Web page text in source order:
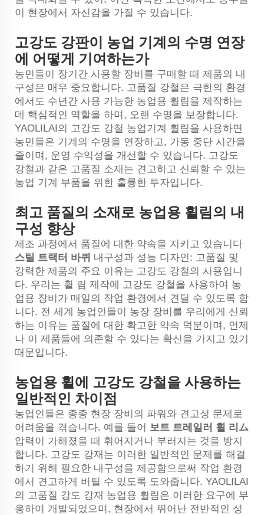
이 현장에서 자신감을 가질 수 있습니다.
고강도 강판이 농업 기계의 수명 연장
에 어떻게 기여하는가
농민들이 장기간 사용할 장비를 구매할 때 제품의 내
구성은 매우 중요합니다. 고품질 강철은 극한의 환경
에서도 수년간 사용 가능한 농업용 휠림을 제작하는
데 핵심적인 역할을 하며, 오랜 수명을 보장합니다.
YAOLILAI의 고강도 강철 농업기계 휠림을 사용하면
농민들은 기계의 수명을 연장하고, 가동 중단 시간을
줄이며, 운영 수익성을 개선할 수 있습니다. 고강도
강철과 같은 고품질 소재는 견고하고 신뢰할 수 있는
농업 기계 부품을 위한 훌륭한 투자입니다.
최고 품질의 소재로 농업용 휠림의 내
구성 향상
제조 과정에서 품질에 대한 약속을 지키고 있습니다
스틸 트랙터 바퀴 내구성과 성능 디자인: 고품질 및
강력한 제품의 주요 이유는 고강도 강철의 사용입니
다. 우리는 휠 림 제작에 고강도 강철을 사용하여 농
업용 장비가 매일의 작업 환경에서 견딜 수 있도록 합
니다. 전 세계 농업인들이 농장 장비를 우리에게 신뢰
하는 이유는 품질에 대한 확고한 약속 덕분이며, 언제
나 이 제품들에 의존할 수 있다는 확신을 가지고 있기
때문입니다.
농업용 휠에 고강도 강철을 사용하는
일반적인 차이점
농업인들은 종종 현장 장비의 파워와 견고성 문제로
어려움을 겪습니다. 예를 들어 보트 트레일러 휠 리ム
압력이 가해졌을 때 휘어지거나 부러지는 것을 방지
합니다. 고강도 강재는 이러한 일반적인 문제를 해결
하기 위해 필요한 내구성을 제공함으로써 작업 환경
에서 견고하게 버틸 수 있도록 도와줍니다. YAOLILAI
의 고품질 강도 강재 농업용 휠림은 이러한 요구에 부
응하여 개발되었으며, 현장에서 뛰어난 전반적인 성